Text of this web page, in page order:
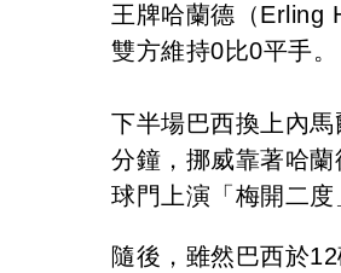
王牌哈蘭德（Erling
雙方維持0比0平手。
下半場巴西換上內
分鐘，挪威靠著哈
球門上演「梅開二度
隨後，雖然巴西於